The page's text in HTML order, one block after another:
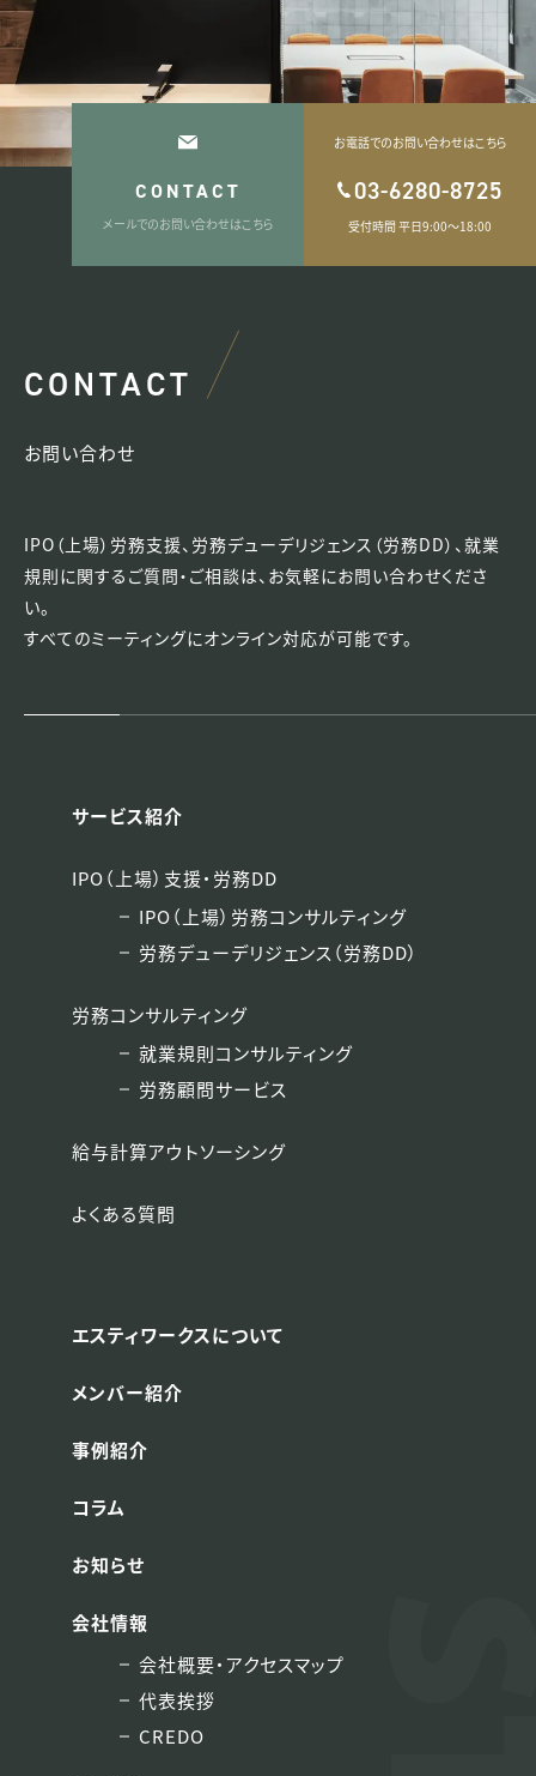
CONTACT
メールでのお問い合わせはこちら
お電話でのお問い合わせはこちら
03-6280-8725
受付時間 平日9:00〜18:00
CONTACT
お問い合わせ
IPO（上場）労務支援、労務デューデリジェンス（労務DD）、就業
規則に関するご質問・ご相談は、 お気軽にお問い合わせくださ
い。
すべてのミーティングにオンライン対応が可能です。
サービス紹介
IPO（上場）支援・労務DD
IPO（上場）労務コンサルティング
労務デューデリジェンス（労務DD）
労務コンサルティング
就業規則コンサルティング
労務顧問サービス
給与計算アウトソーシング
よくある質問
エスティワークスについて
メンバー紹介
事例紹介
コラム
お知らせ
会社情報
会社概要・アクセスマップ
代表挨拶
CREDO